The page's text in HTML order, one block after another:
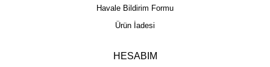
Havale Bildirim Formu
Ürün İadesi
HESABIM